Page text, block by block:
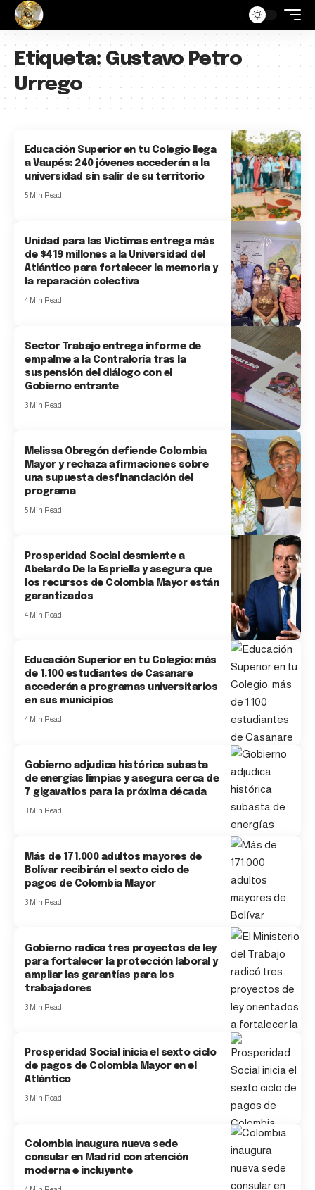
Etiqueta: Gustavo Petro
Urrego
Educación Superior en tu Colegio llega
a Vaupés: 240 jóvenes accederán a la
universidad sin salir de su territorio
5 Min Read
Unidad para las Víctimas entrega más
de $419 millones a la Universidad del
Atlántico para fortalecer la memoria y
la reparación colectiva
4 Min Read
Sector Trabajo entrega informe de
empalme a la Contraloría tras la
suspensión del diálogo con el
Gobierno entrante
3 Min Read
Melissa Obregón defiende Colombia
Mayor y rechaza afirmaciones sobre
una supuesta desfinanciación del
programa
5 Min Read
Prosperidad Social desmiente a
Abelardo De la Espriella y asegura que
los recursos de Colombia Mayor están
garantizados
4 Min Read
Educación Superior en tu Colegio: más
de 1.100 estudiantes de Casanare
accederán a programas universitarios
en sus municipios
4 Min Read
Gobierno adjudica histórica subasta
de energías limpias y asegura cerca de
7 gigavatios para la próxima década
3 Min Read
Más de 171.000 adultos mayores de
Bolívar recibirán el sexto ciclo de
pagos de Colombia Mayor
3 Min Read
Gobierno radica tres proyectos de ley
para fortalecer la protección laboral y
ampliar las garantías para los
trabajadores
3 Min Read
Prosperidad Social inicia el sexto ciclo
de pagos de Colombia Mayor en el
Atlántico
3 Min Read
Colombia inaugura nueva sede
consular en Madrid con atención
moderna e incluyente